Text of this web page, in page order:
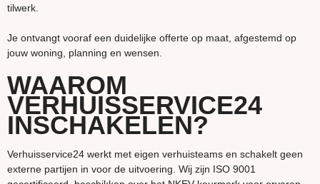
tilwerk.
Je ontvangt vooraf een duidelijke offerte op maat, afgestemd op
jouw woning, planning en wensen.
WAAROM
VERHUISSERVICE24
INSCHAKELEN?
Verhuisservice24 werkt met eigen verhuisteams en schakelt geen
externe partijen in voor de uitvoering. Wij zijn ISO 9001